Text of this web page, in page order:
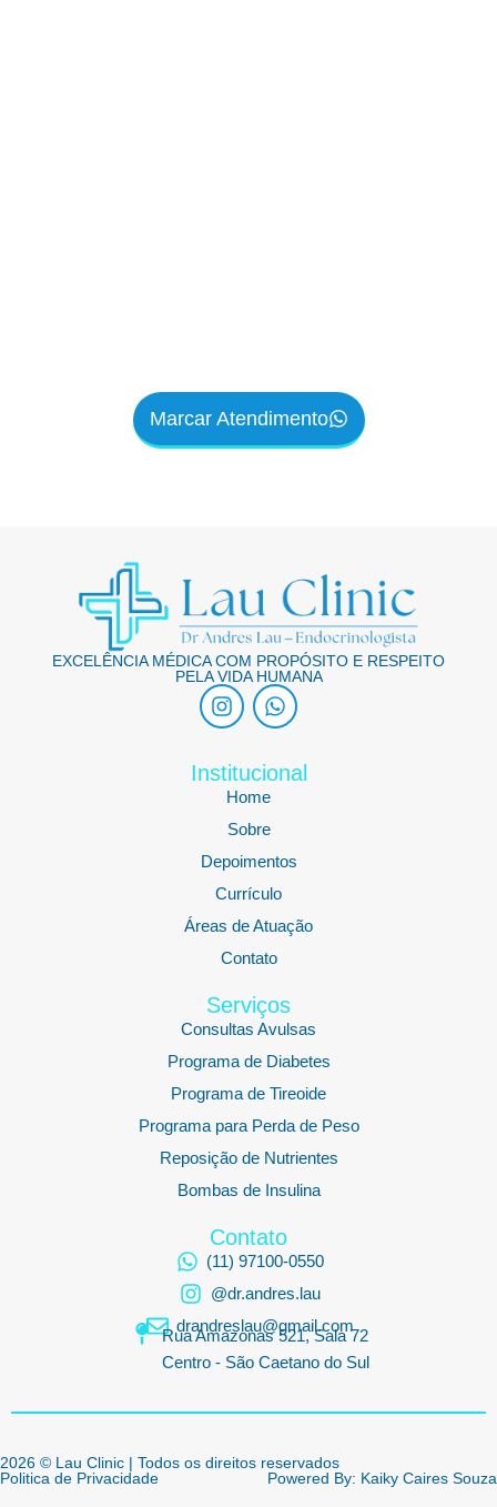
Marcar Atendimento
EXCELÊNCIA MÉDICA COM PROPÓSITO E RESPEITO
PELA VIDA HUMANA
Institucional
Home
Sobre
Depoimentos
Currículo
Áreas de Atuação
Contato
Serviços
Consultas Avulsas
Programa de Diabetes
Programa de Tireoide
Programa para Perda de Peso
Reposição de Nutrientes
Bombas de Insulina
Contato
(11) 97100-0550
@dr.andres.lau
drandreslau@gmail.com
Rua Amazonas 521, Sala 72
Centro - São Caetano do Sul
2026 © Lau Clinic | Todos os direitos reservados
Politica de Privacidade
Powered By: Kaiky Caires Souza